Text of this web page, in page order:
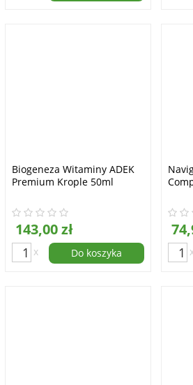
Biogeneza Witaminy ADEK
Premium Krople 50ml
143,00 zł
x Do koszyka